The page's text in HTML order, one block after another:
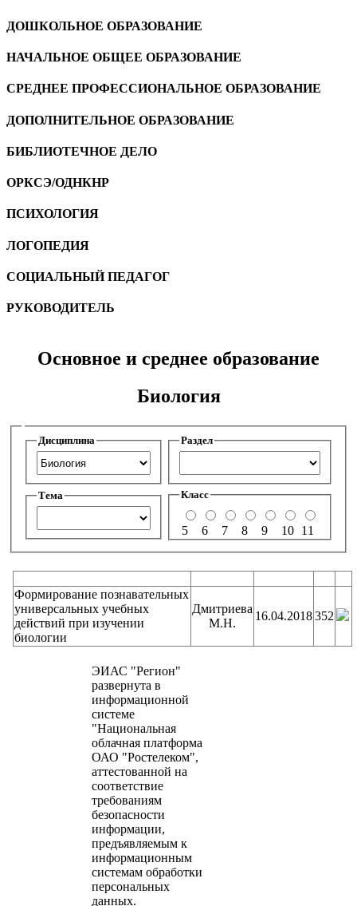
ДОШКОЛЬНОЕ ОБРАЗОВАНИЕ
НАЧАЛЬНОЕ ОБЩЕЕ ОБРАЗОВАНИЕ
СРЕДНЕЕ ПРОФЕССИОНАЛЬНОЕ ОБРАЗОВАНИЕ
ДОПОЛНИТЕЛЬНОЕ ОБРАЗОВАНИЕ
БИБЛИОТЕЧНОЕ ДЕЛО
ОРКСЭ/ОДНКНР
ПСИХОЛОГИЯ
ЛОГОПЕДИЯ
CОЦИАЛЬНЫЙ ПЕДАГОГ
РУКОВОДИТЕЛЬ
Основное и среднее образование
Биология
Дисциплина Раздел
Тема Класс
5 6 7 8 9 10 11
Формирование познавательных
универсальных учебных
действий при изучении
биологии
Дмитриева
М.Н.
16.04.2018352
ЭИАС "Регион"
развернута в
информационной
системе
"Национальная
облачная платформа
ОАО "Ростелеком",
аттестованной на
соответствие
требованиям
безопасности
информации,
предъявляемым к
информационным
системам обработки
персональных
данных.